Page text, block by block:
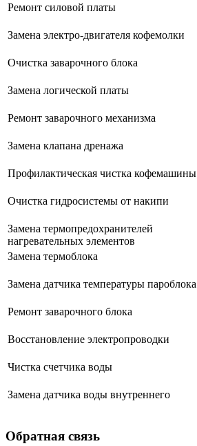
Ремонт силовой платы
Замена электро-двигателя кофемолки
Очистка заварочного блока
Замена логической платы
Ремонт заварочного механизма
Замена клапана дренажа
Профилактическая чистка кофемашины
Очистка гидросистемы от накипи
Замена термопредохранителей
нагревательных элементов
Замена термоблока
Замена датчика температуры пароблока
Ремонт заварочного блока
Восстановление электропроводки
Чистка счетчика воды
Замена датчика воды внутреннего
Обратная связь